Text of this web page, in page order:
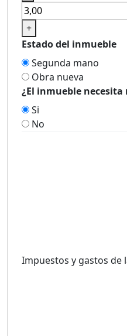
+
Estado del inmueble
Segunda mano
Obra nueva
¿El inmueble necesita
Si
No
Impuestos y gastos de